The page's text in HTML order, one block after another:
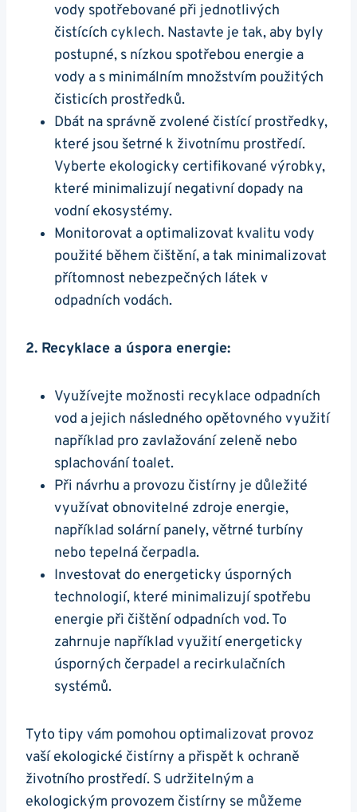
vody spotřebované při jednotlivých
čistících cyklech. Nastavte je tak, aby byly
postupné, s nízkou spotřebou energie a
vody a s minimálním množstvím použitých
čisticích prostředků.
Dbát na správně zvolené čistící prostředky,
které jsou šetrné k životnímu prostředí.
Vyberte ekologicky certifikované výrobky,
které minimalizují negativní dopady na
vodní ekosystémy.
Monitorovat a optimalizovat kvalitu vody
použité během čištění, a tak minimalizovat
přítomnost nebezpečných látek v
odpadních vodách.
2. Recyklace a úspora energie:
Využívejte možnosti recyklace odpadních
vod a jejich následného opětovného využití
například pro zavlažování zeleně nebo
splachování toalet.
Při návrhu a provozu čistírny je důležité
využívat obnovitelné zdroje energie,
například solární panely, větrné turbíny
nebo tepelná čerpadla.
Investovat do energeticky úsporných
technologií, které minimalizují spotřebu
energie při čištění odpadních vod. To
zahrnuje například využití energeticky
úsporných čerpadel a recirkulačních
systémů.
Tyto tipy vám pomohou optimalizovat provoz
vaší ekologické čistírny a přispět k ochraně
životního prostředí. S udržitelným a
ekologickým provozem čistírny se můžeme